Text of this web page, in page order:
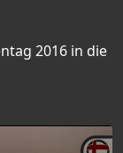
2016 in die